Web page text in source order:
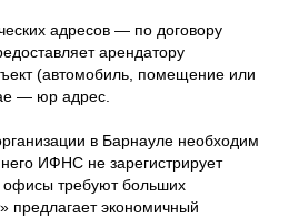
адресов — по договору
арендатору
(автомобиль, помещение или
— юр адрес.
в Барнауле необходим
ИФНС не зарегистрирует
требуют больших
предлагает экономичный